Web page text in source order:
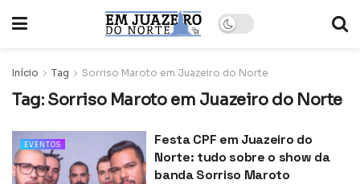
Início Tag Sorriso Maroto em Juazeiro do Norte
Tag: Sorriso Maroto em Juazeiro do Norte
EVENTOS
Festa CPF em Juazeiro do
Norte: tudo sobre o show da
banda Sorriso Maroto